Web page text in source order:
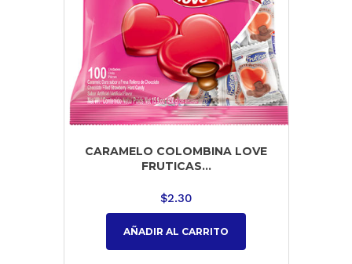
CARAMELO COLOMBINA LOVE
FRUTICAS...
$2.30
AÑADIR AL CARRITO